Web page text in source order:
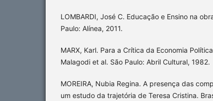
LOMBARDI, José C. Educação e Ensino na
Paulo: Alínea, 2011.
MARX, Karl. Para a Crítica da Economia
Malagodi et al. São Paulo: Abril Cultural, 1982.
MOREIRA, Nubia Regina. A presença das
um estudo da trajetória de Teresa Cristina.